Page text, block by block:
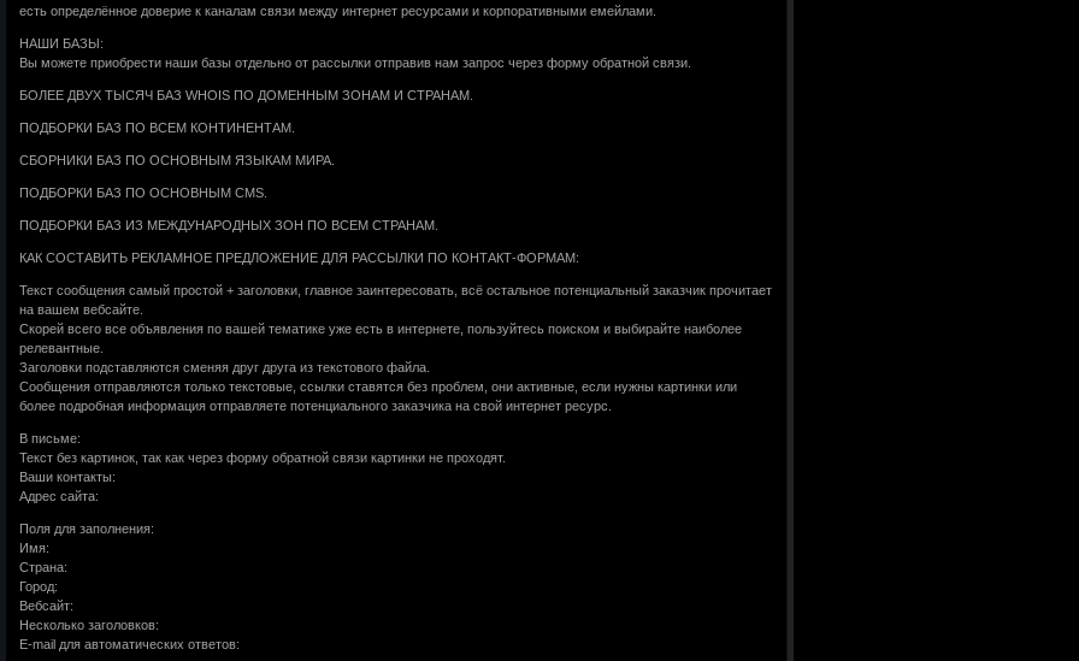
есть определённое доверие к каналам связи между интернет ресурсами и корпоративными емейлами.
НАШИ БАЗЫ:
Вы можете приобрести наши базы отдельно от рассылки отправив нам запрос через форму обратной связи.
БОЛЕЕ ДВУХ ТЫСЯЧ БАЗ WHOIS ПО ДОМЕННЫМ ЗОНАМ И СТРАНАМ.
ПОДБОРКИ БАЗ ПО ВСЕМ КОНТИНЕНТАМ.
СБОРНИКИ БАЗ ПО ОСНОВНЫМ ЯЗЫКАМ МИРА.
ПОДБОРКИ БАЗ ПО ОСНОВНЫМ CMS.
ПОДБОРКИ БАЗ ИЗ МЕЖДУНАРОДНЫХ ЗОН ПО ВСЕМ СТРАНАМ.
КАК СОСТАВИТЬ РЕКЛАМНОЕ ПРЕДЛОЖЕНИЕ ДЛЯ РАССЫЛКИ ПО КОНТАКТ-ФОРМАМ:
Текст сообщения самый простой + заголовки, главное заинтересовать, всё остальное потенциальный заказчик прочитает
на вашем вебсайте.
Скорей всего все объявления по вашей тематике уже есть в интернете, пользуйтесь поиском и выбирайте наиболее
релевантные.
Заголовки подставляются сменяя друг друга из текстового файла.
Сообщения отправляются только текстовые, ссылки ставятся без проблем, они активные, если нужны картинки или
более подробная информация отправляете потенциального заказчика на свой интернет ресурс.
В письме:
Текст без картинок, так как через форму обратной связи картинки не проходят.
Ваши контакты:
Адрес сайта:
Поля для заполнения:
Имя:
Страна:
Город:
Вебсайт:
Несколько заголовков:
E-mail для автоматических ответов: